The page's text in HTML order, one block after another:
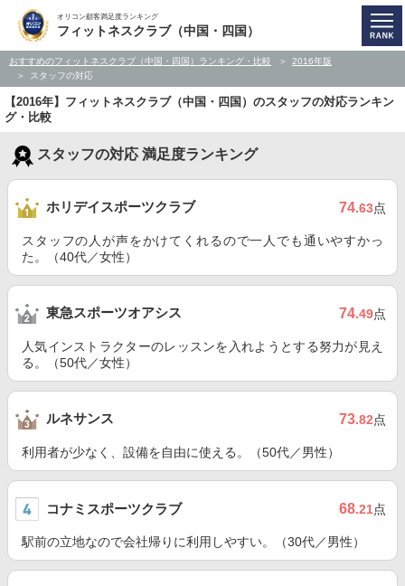
オリコン顧客満足度ランキング
フィットネスクラブ（中国・四国）
おすすめのフィットネスクラブ（中国・四国）ランキング・比較
2016年版
スタッフの対応
【2016年】フィットネスクラブ（中国・四国）のスタッフの対応ランキン
グ・比較
スタッフの対応 満足度ランキング
ホリデイスポーツクラブ 74.63点
スタッフの人が声をかけてくれるので一人でも通いやすかっ
た。（40代／女性）
東急スポーツオアシス 74.49点
人気インストラクターのレッスンを入れようとする努力が見え
る。（50代／女性）
ルネサンス 73.82点
利用者が少なく、設備を自由に使える。（50代／男性）
コナミスポーツクラブ 68.21点
駅前の立地なので会社帰りに利用しやすい。（30代／男性）